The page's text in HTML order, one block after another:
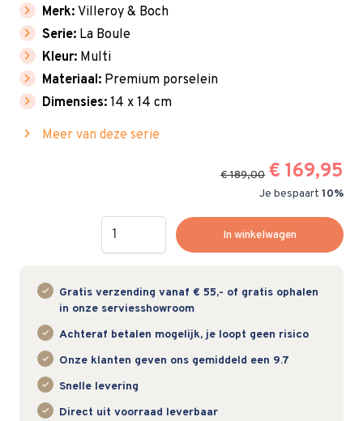
chevron_right Merk: Villeroy & Boch
chevron_right Serie: La Boule
chevron_right Kleur: Multi
chevron_right Materiaal: Premium porselein
chevron_right Dimensies: 14 x 14 cm
chevron_right Meer van deze serie
€ 189,00 € 169,95
Je bespaart 10%
Hoeveelheid
In winkelwagen
Gratis verzending vanaf € 55,- of gratis ophalen
in onze serviesshowroom
Achteraf betalen mogelijk, je loopt geen risico
Onze klanten geven ons gemiddeld een 9.7
Snelle levering
Direct uit voorraad leverbaar